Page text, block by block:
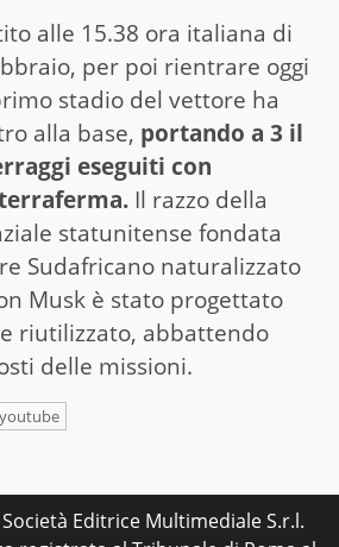
alle 15.38 ora italiana di
per poi rientrare oggi
stadio del vettore ha
alla base, portando a 3 il
eseguiti con
Il razzo della
statunitense fondata
Sudafricano naturalizzato
Musk è stato progettato
riutilizzato, abbattendo
delle missioni.
youtube
Editrice Multimediale S.r.l.